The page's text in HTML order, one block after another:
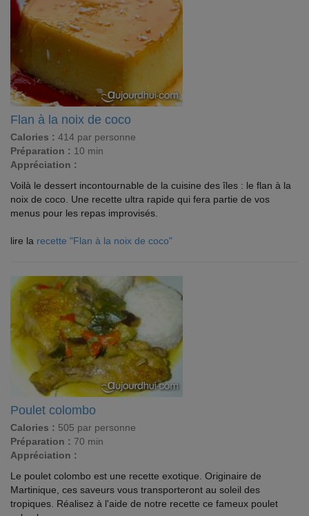
Flan à la noix de coco
Calories : 414 par personne
Préparation : 10 min
Appréciation :
Voilà le dessert incontournable de la cuisine des îles : le flan à la
noix de coco. Une recette ultra rapide qui fera partie de vos
menus pour les repas improvisés.
lire la recette "Flan à la noix de coco"
Poulet colombo
Calories : 505 par personne
Préparation : 70 min
Appréciation :
Le poulet colombo est une recette exotique. Originaire de
Martinique, ces saveurs vous transporteront au soleil des
tropiques. Réalisez à l'aide de notre recette ce fameux poulet